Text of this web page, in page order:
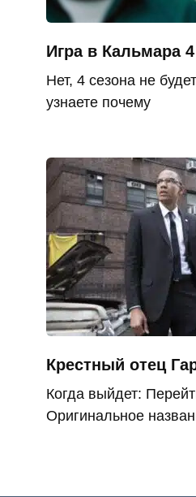
Игра в Кальмара
Нет, 4 сезона не
узнаете почему
Крестный отец
Когда выйдет:
Оригинальное